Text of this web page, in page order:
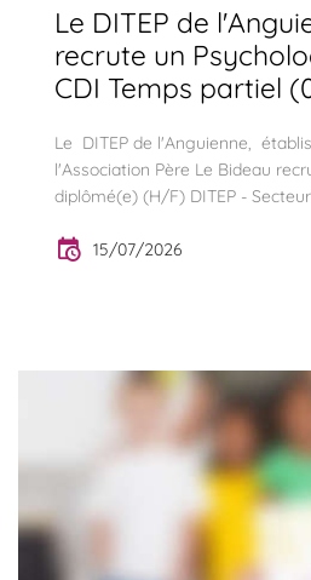
Le DITEP de
recrute un
CDI Temps partiel
Le DITEP de l'Anguienne,
l'Association Père Le Bideau
diplômé(e) (H/F) DITEP -
15/07/2026